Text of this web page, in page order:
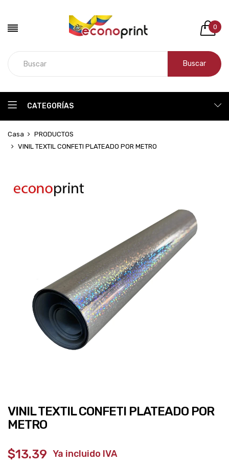
0
Buscar
CATEGORÍAS
Casa
PRODUCTOS
VINIL TEXTIL CONFETI PLATEADO POR METRO
VINIL TEXTIL CONFETI PLATEADO POR
METRO
$13.39 ‎ ‎ ‎ Ya incluido IVA